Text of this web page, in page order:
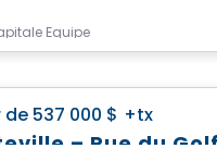
Équipe
de 537 000 $ +tx
– Rue du Golf